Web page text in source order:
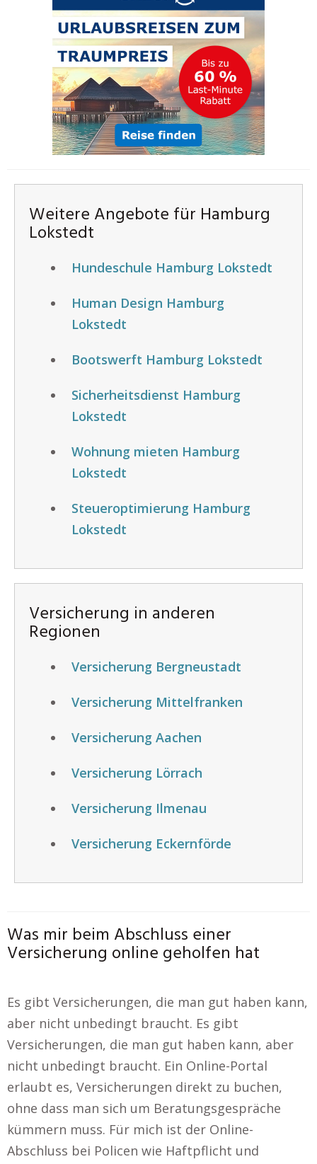
Weitere Angebote für Hamburg
Lokstedt
Hundeschule Hamburg Lokstedt
Human Design Hamburg
Lokstedt
Bootswerft Hamburg Lokstedt
Sicherheitsdienst Hamburg
Lokstedt
Wohnung mieten Hamburg
Lokstedt
Steueroptimierung Hamburg
Lokstedt
Versicherung in anderen
Regionen
Versicherung Bergneustadt
Versicherung Mittelfranken
Versicherung Aachen
Versicherung Lörrach
Versicherung Ilmenau
Versicherung Eckernförde
Was mir beim Abschluss einer
Versicherung online geholfen hat
Es gibt Versicherungen, die man gut haben kann,
aber nicht unbedingt braucht. Es gibt
Versicherungen, die man gut haben kann, aber
nicht unbedingt braucht. Ein Online-Portal
erlaubt es, Versicherungen direkt zu buchen,
ohne dass man sich um Beratungsgespräche
kümmern muss. Für mich ist der Online-
Abschluss bei Policen wie Haftpflicht und